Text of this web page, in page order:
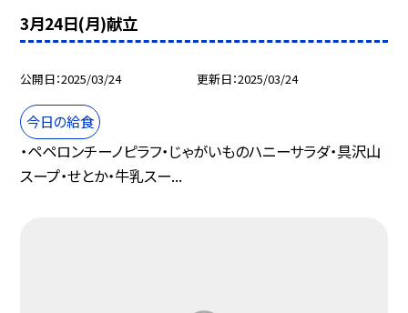
3月24日(月)献立
公開日 2025/03/24 更新日 2025/03/24
今日の給食
・ペペロンチーノピラフ・じゃがいものハニーサラダ・具沢山
スープ・せとか・牛乳スー...